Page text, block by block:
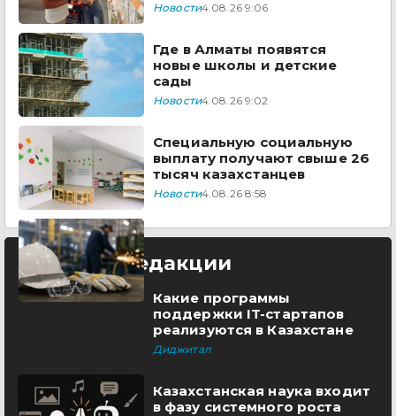
Новости4.08.26 9:06
Где в Алматы появятся
новые школы и детские
сады
Новости4.08.26 9:02
Специальную социальную
выплату получают свыше 26
тысяч казахстанцев
Новости4.08.26 8:58
Выбор редакции
Какие программы
поддержки IT-стартапов
реализуются в Казахстане
Диджитал
Казахстанская наука входит
в фазу системного роста